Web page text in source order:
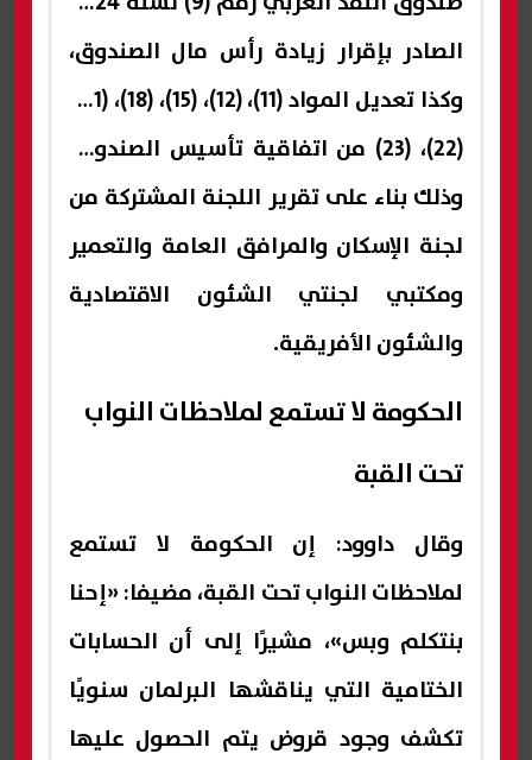
الصادر بإقرار زيادة رأس مال الصندوق،
وكذا تعديل المواد (11)، (12)، (15)، (18)، (21)،
(22)، (23) من اتفاقية تأسيس الصندوق،
وذلك بناء على تقرير اللجنة المشتركة من
لجنة الإسكان والمرافق العامة والتعمير
ومكتبي لجنتي الشئون الاقتصادية
والشئون الأفريقية.
الحكومة لا تستمع لملاحظات النواب
تحت القبة
وقال داوود: إن الحكومة لا تستمع
لملاحظات النواب تحت القبة، مضيفا: «إحنا
بنتكلم وبس»، مشيرًا إلى أن الحسابات
الختامية التي يناقشها البرلمان سنويًا
تكشف وجود قروض يتم الحصول عليها